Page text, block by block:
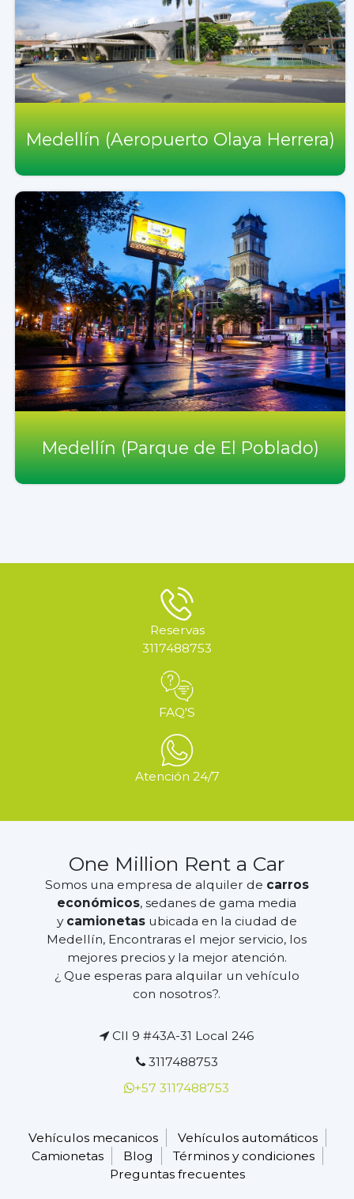
Medellín (Aeropuerto Olaya Herrera)
Medellín (Parque de El Poblado)
Reservas
3117488753
FAQ'S
Atención 24/7
One Million Rent a Car
Somos una empresa de alquiler de carros
económicos, sedanes de gama media
y camionetasubicada en la ciudad de
Medellín, Encontraras el mejor servicio, los
mejores precios y la mejor atención.
¿ Que esperas para alquilar un vehículo
con nosotros?.
Cll 9 #43A-31 Local 246
3117488753
+57 3117488753
Vehículos mecanicos
Vehículos automáticos
Camionetas
Blog
Términos y condiciones
Preguntas frecuentes